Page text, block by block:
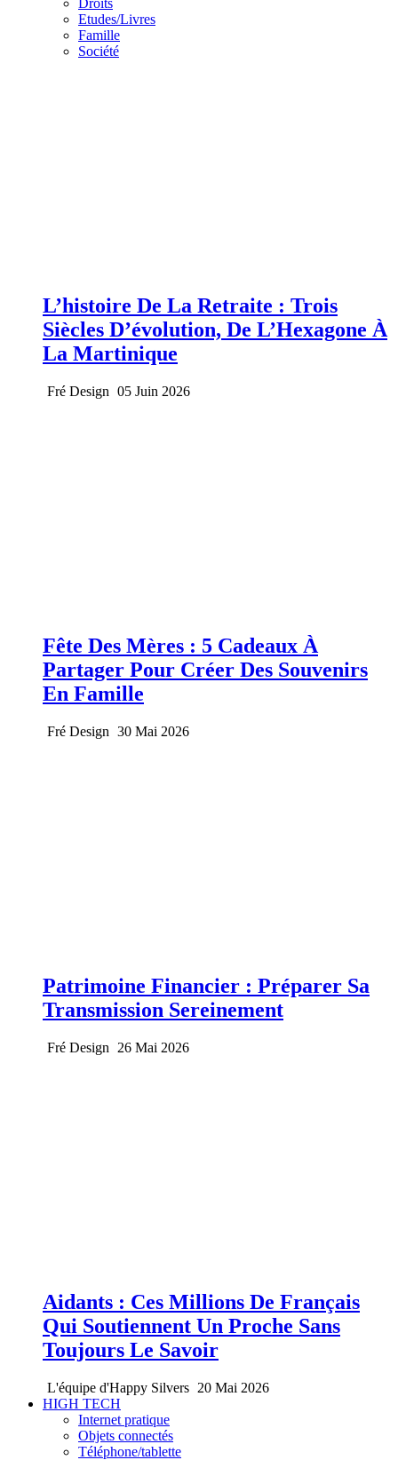
Droits
Etudes/Livres
Famille
Société
L’histoire De La Retraite : Trois
Siècles D’évolution, De L’Hexagone À
La Martinique
Fré Design 05 Juin 2026
Fête Des Mères : 5 Cadeaux À
Partager Pour Créer Des Souvenirs
En Famille
Fré Design 30 Mai 2026
Patrimoine Financier : Préparer Sa
Transmission Sereinement
Fré Design 26 Mai 2026
Aidants : Ces Millions De Français
Qui Soutiennent Un Proche Sans
Toujours Le Savoir
L'équipe d'Happy Silvers 20 Mai 2026
HIGH TECH
Internet pratique
Objets connectés
Téléphone/tablette